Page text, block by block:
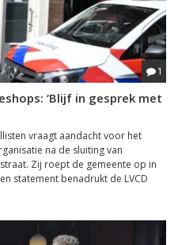
1
‘Blijf in gesprek met
vraagt aandacht voor het
na de sluiting van
Zij roept de gemeente op in
statement benadrukt de LVCD